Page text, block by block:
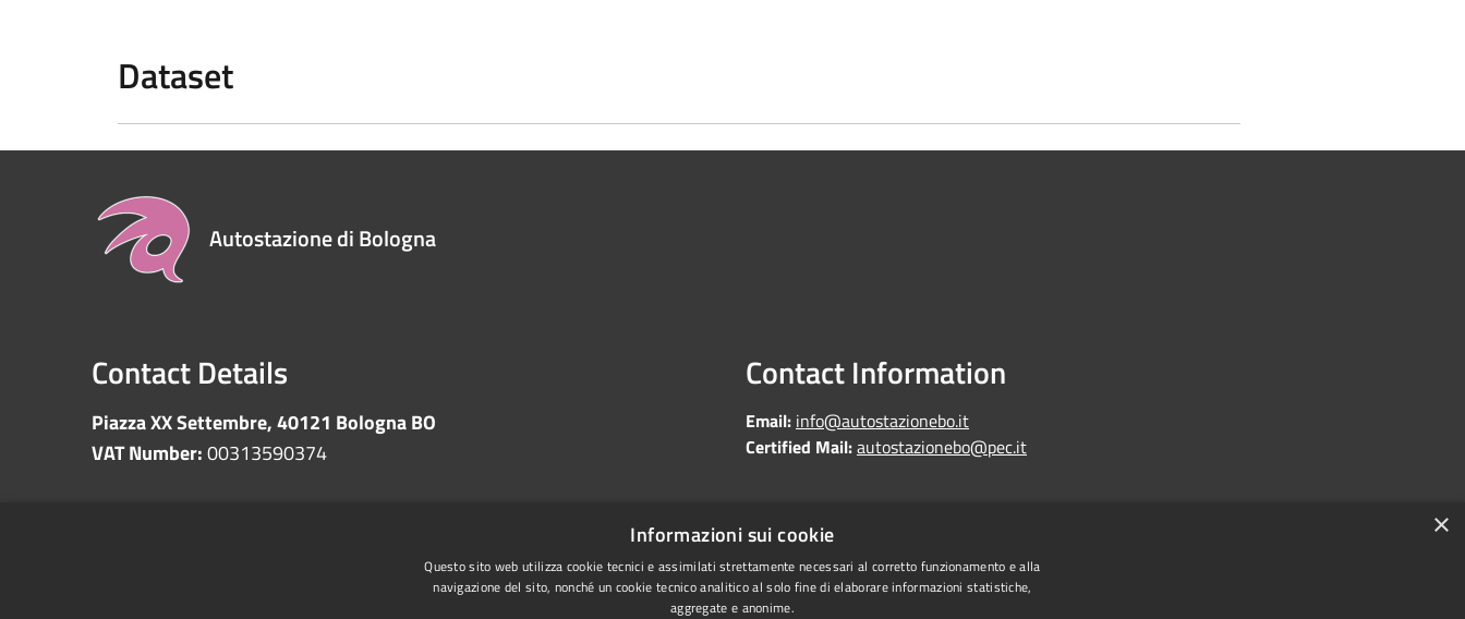
Dataset
Autostazione di Bologna
Contact Details
Piazza XX Settembre, 40121 Bologna BO
VAT Number:00313590374
Contact Information
Email: info@autostazionebo.it
Certified Mail:autostazionebo@pec.it
Sitemap
Statistics
Anti-money laundering
Copyright © 2026 • Autostazione di Bologna • Powered by
×
Informazioni sui cookie
Questo sito web utilizza cookie tecnici e assimilati strettamente necessari al corretto funzionamento e alla
navigazione del sito, nonché un cookie tecnico analitico al solo fine di elaborare informazioni statistiche,
aggregate e anonime.